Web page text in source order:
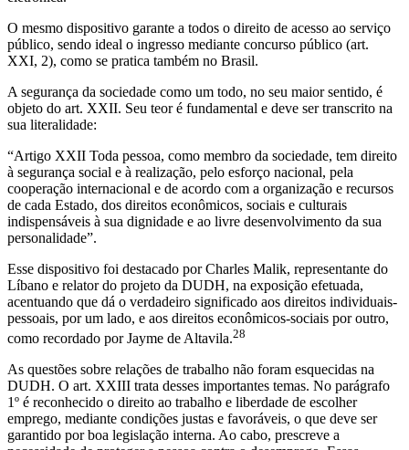
O mesmo dispositivo garante a todos o direito de acesso ao serviço
público, sendo ideal o ingresso mediante concurso público (art.
XXI, 2), como se pratica também no Brasil.
A segurança da sociedade como um todo, no seu maior sentido, é
objeto do art. XXII. Seu teor é fundamental e deve ser transcrito na
sua literalidade:
“Artigo XXII Toda pessoa, como membro da sociedade, tem direito
à segurança social e à realização, pelo esforço nacional, pela
cooperação internacional e de acordo com a organização e recursos
de cada Estado, dos direitos econômicos, sociais e culturais
indispensáveis à sua dignidade e ao livre desenvolvimento da sua
personalidade”.
Esse dispositivo foi destacado por Charles Malik, representante do
Líbano e relator do projeto da DUDH, na exposição efetuada,
acentuando que dá o verdadeiro significado aos direitos individuais-
pessoais, por um lado, e aos direitos econômicos-sociais por outro,
como recordado por Jayme de Altavila.28
As questões sobre relações de trabalho não foram esquecidas na
DUDH. O art. XXIII trata desses importantes temas. No parágrafo
1º é reconhecido o direito ao trabalho e liberdade de escolher
emprego, mediante condições justas e favoráveis, o que deve ser
garantido por boa legislação interna. Ao cabo, prescreve a